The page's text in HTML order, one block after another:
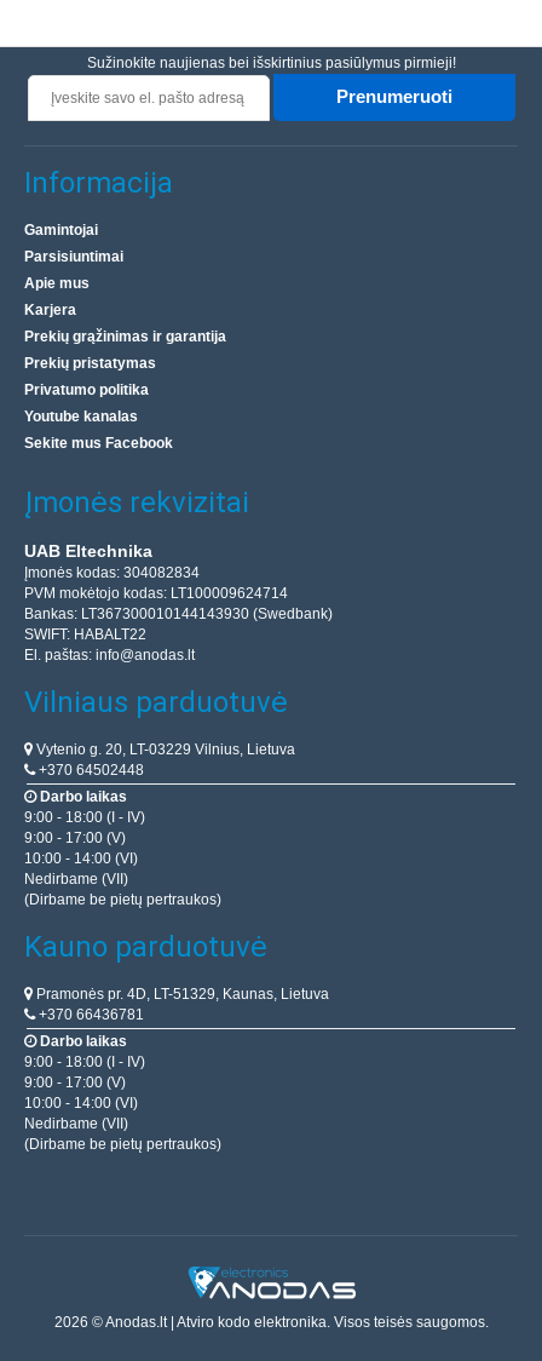
Sužinokite naujienas bei išskirtinius pasiūlymus pirmieji!
Prenumeruoti
Informacija
Gamintojai
Parsisiuntimai
Apie mus
Karjera
Prekių grąžinimas ir garantija
Prekių pristatymas
Privatumo politika
Youtube kanalas
Sekite mus Facebook
Įmonės rekvizitai
UAB Eltechnika
Įmonės kodas: 304082834
PVM mokėtojo kodas: LT100009624714
Bankas: LT367300010144143930 (Swedbank)
SWIFT: HABALT22
El. paštas: info@anodas.lt
Vilniaus parduotuvė
Vytenio g. 20, LT-03229 Vilnius, Lietuva
+370 64502448
Darbo laikas
9:00 - 18:00 (I - IV)
9:00 - 17:00 (V)
10:00 - 14:00 (VI)
Nedirbame (VII)
(Dirbame be pietų pertraukos)
Kauno parduotuvė
Pramonės pr. 4D, LT-51329, Kaunas, Lietuva
+370 66436781
Darbo laikas
9:00 - 18:00 (I - IV)
9:00 - 17:00 (V)
10:00 - 14:00 (VI)
Nedirbame (VII)
(Dirbame be pietų pertraukos)
2026 © Anodas.lt | Atviro kodo elektronika. Visos teisės saugomos.